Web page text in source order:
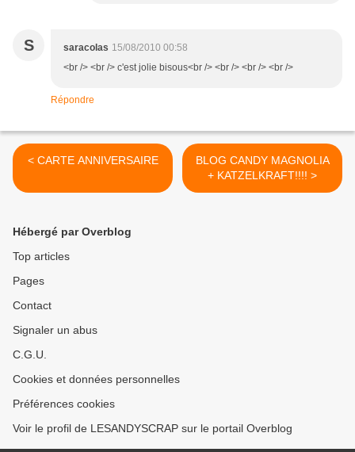
S saracolas 15/08/2010 00:58
<br /> <br /> c'est jolie bisous<br /> <br /> <br /> <br />
Répondre
< CARTE ANNIVERSAIRE
BLOG CANDY MAGNOLIA
+ KATZELKRAFT!!!! >
Hébergé par Overblog
Top articles
Pages
Contact
Signaler un abus
C.G.U.
Cookies et données personnelles
Préférences cookies
Voir le profil de LESANDYSCRAP sur le portail Overblog